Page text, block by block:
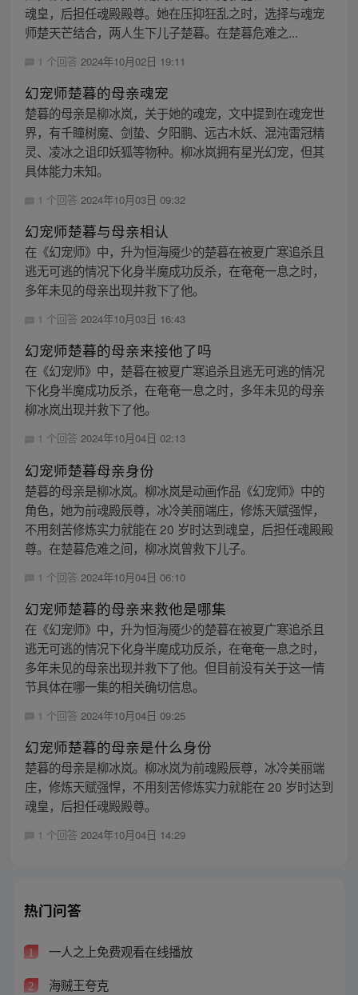
魂皇，后担任魂殿殿尊。她在压抑狂乱之时，选择与魂宠
师楚天芒结合，两人生下儿子楚暮。在楚暮危难之...
1 个回答 2024年10月02日 19:11
幻宠师楚暮的母亲魂宠
楚暮的母亲是柳冰岚，关于她的魂宠，文中提到在魂宠世
界，有千瞳树魔、剑蛰、夕阳鹏、远古木妖、混沌雷冠精
灵、凌冰之诅印妖狐等物种。柳冰岚拥有星光幻宠，但其
具体能力未知。
1 个回答 2024年10月03日 09:32
幻宠师楚暮与母亲相认
在《幻宠师》中，升为恒海魇少的楚暮在被夏广寒追杀且
逃无可逃的情况下化身半魔成功反杀，在奄奄一息之时，
多年未见的母亲出现并救下了他。
1 个回答 2024年10月03日 16:43
幻宠师楚暮的母亲来接他了吗
在《幻宠师》中，楚暮在被夏广寒追杀且逃无可逃的情况
下化身半魔成功反杀，在奄奄一息之时，多年未见的母亲
柳冰岚出现并救下了他。
1 个回答 2024年10月04日 02:13
幻宠师楚暮母亲身份
楚暮的母亲是柳冰岚。柳冰岚是动画作品《幻宠师》中的
角色，她为前魂殿辰尊，冰冷美丽端庄，修炼天赋强悍，
不用刻苦修炼实力就能在 20 岁时达到魂皇，后担任魂殿殿
尊。在楚暮危难之间，柳冰岚曾救下儿子。
1 个回答 2024年10月04日 06:10
幻宠师楚暮的母亲来救他是哪集
在《幻宠师》中，升为恒海魇少的楚暮在被夏广寒追杀且
逃无可逃的情况下化身半魔成功反杀，在奄奄一息之时，
多年未见的母亲出现并救下了他。但目前没有关于这一情
节具体在哪一集的相关确切信息。
1 个回答 2024年10月04日 09:25
幻宠师楚暮的母亲是什么身份
楚暮的母亲是柳冰岚。柳冰岚为前魂殿辰尊，冰冷美丽端
庄，修炼天赋强悍，不用刻苦修炼实力就能在 20 岁时达到
魂皇，后担任魂殿殿尊。
1 个回答 2024年10月04日 14:29
热门问答
1 一人之上免费观看在线播放
2 海贼王夸克